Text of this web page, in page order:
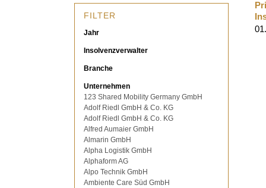
FILTER
Jahr
Insolvenzverwalter
Branche
Unternehmen
123 Shared Mobility Germany GmbH
Adolf Riedl GmbH & Co. KG
Adolf Riedl GmbH & Co. KG
Alfred Aumaier GmbH
Almarin GmbH
Alpha Logistik GmbH
Alphaform AG
Alpo Technik GmbH
Ambiente Care Süd GmbH